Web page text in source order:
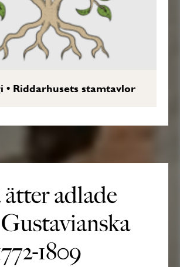
• Riddarhusets stamtavlor
adlade
1809